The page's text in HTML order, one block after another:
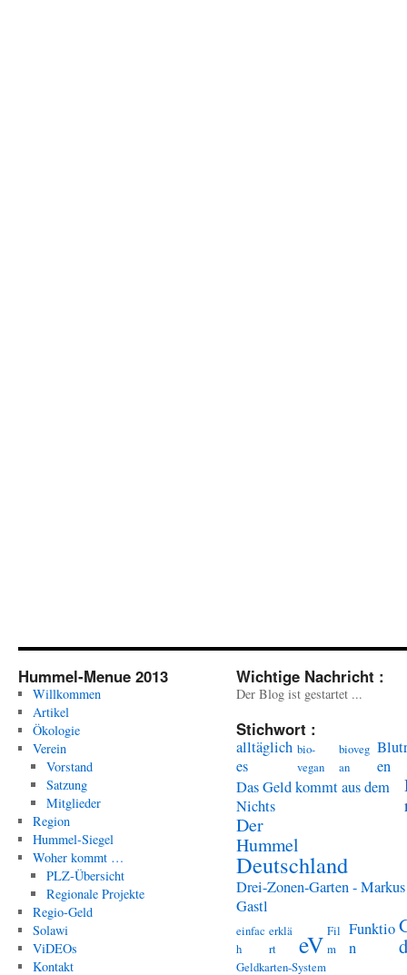
Hummel-Menue 2013
Willkommen
Artikel
Ökologie
Verein
Vorstand
Satzung
Mitglieder
Region
Hummel-Siegel
Woher kommt …
PLZ-Übersicht
Regionale Projekte
Regio-Geld
Solawi
ViDEOs
Kontakt
Wichtige Nachricht :
Der Blog ist gestartet ...
Stichwort :
alltäglich
es
bio-
vegan
bioveg
an
en
Das Geld kommt aus dem
Nichts
Der
Hummel
Deutschland
Drei-Zonen-Garten - Markus
Gastl
einfac
h
erklä
rt
eV Fil
m
Funktio
n
d
Geldkarten-System